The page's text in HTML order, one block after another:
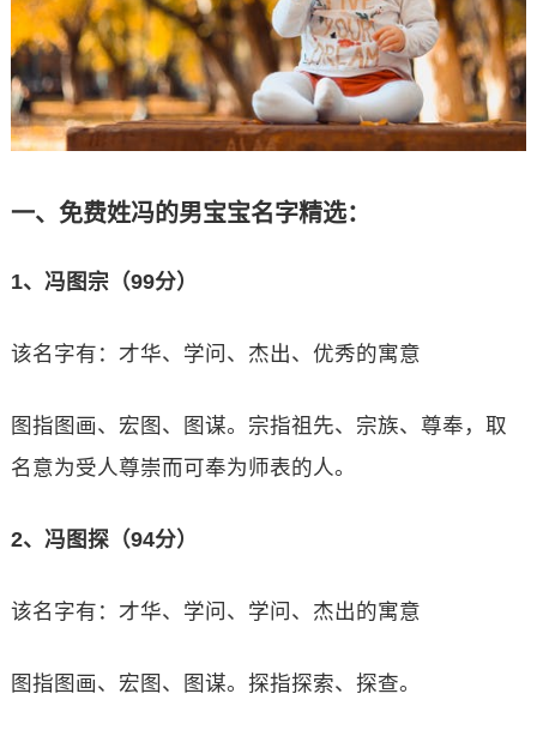
一、免费姓冯的男宝宝名字精选：
1、冯图宗（99分）
该名字有：才华、学问、杰出、优秀的寓意
图指图画、宏图、图谋。宗指祖先、宗族、尊奉，取
名意为受人尊崇而可奉为师表的人。
2、冯图探（94分）
该名字有：才华、学问、学问、杰出的寓意
图指图画、宏图、图谋。探指探索、探查。